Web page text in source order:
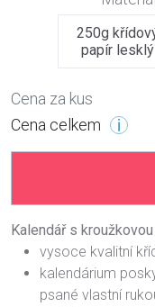
250g
papír lesklý
Cena za kus
Cena celkem
Kalendář s
vysoce kvalitní
kalendárium
psané vlastní